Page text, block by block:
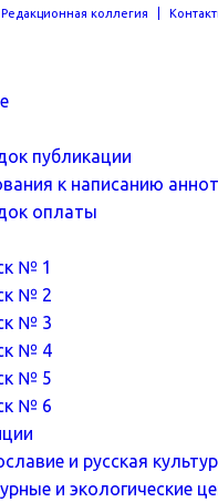
Редакционная коллегия
публикации
к написанию
оплаты
№ 1
№ 2
№ 3
№ 4
№ 5
№ 6
и русская
и экологические